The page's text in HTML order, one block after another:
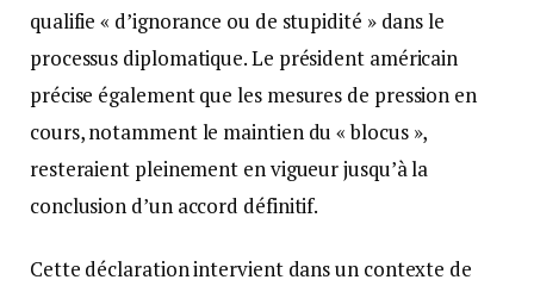
qualifie « d’ignorance ou de stupidité » dans le
processus diplomatique. Le président américain
précise également que les mesures de pression en
cours, notamment le maintien du « blocus »,
resteraient pleinement en vigueur jusqu’à la
conclusion d’un accord définitif.
Cette déclaration intervient dans un contexte de